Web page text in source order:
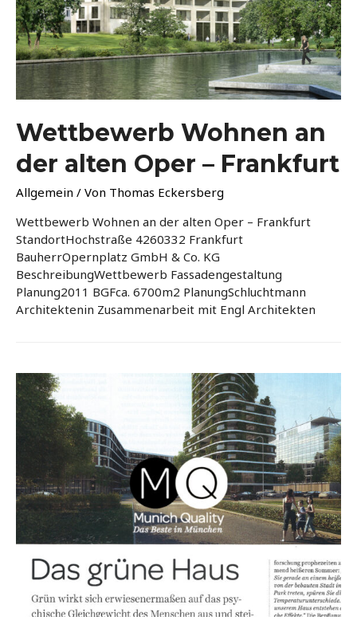
Wettbewerb Wohnen an
der alten Oper – Frankfurt
Allgemein / Von Thomas Eckersberg
Wettbewerb Wohnen an der alten Oper – Frankfurt
StandortHochstraße 4260332 Frankfurt
BauherrOpernplatz GmbH & Co. KG
BeschreibungWettbewerb Fassadengestaltung
Planung2011 BGFca. 6700m2 PlanungSchluchtmann
Architektenin Zusammenarbeit mit Engl Architekten